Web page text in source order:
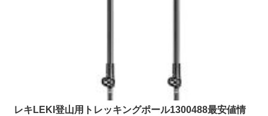
レキLEKI登山用トレッキングポール1300488最安値情